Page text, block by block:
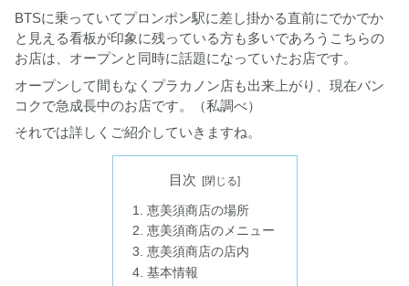
BTSに乗っていてプロンポン駅に差し掛かる直前にでかでか
と見える看板が印象に残っている方も多いであろうこちらの
お店は、オープンと同時に話題になっていたお店です。
オープンして間もなくプラカノン店も出来上がり、現在バン
コクで急成長中のお店です。（私調べ）
それでは詳しくご紹介していきますね。
目次
恵美須商店の場所
恵美須商店のメニュー
恵美須商店の店内
基本情報